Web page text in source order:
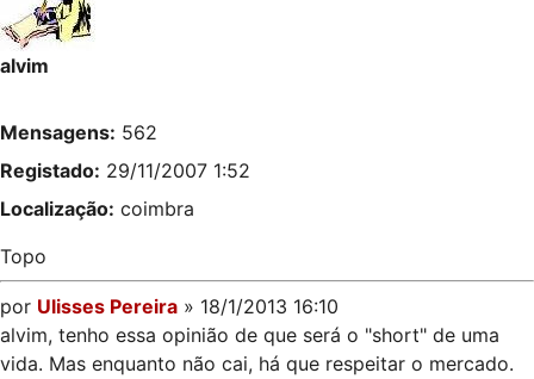
alvim
Mensagens: 562
Registado: 29/11/2007 1:52
Localização: coimbra
Topo
por Ulisses Pereira » 18/1/2013 16:10
alvim, tenho essa opinião de que será o "short" de uma
vida. Mas enquanto não cai, há que respeitar o mercado.